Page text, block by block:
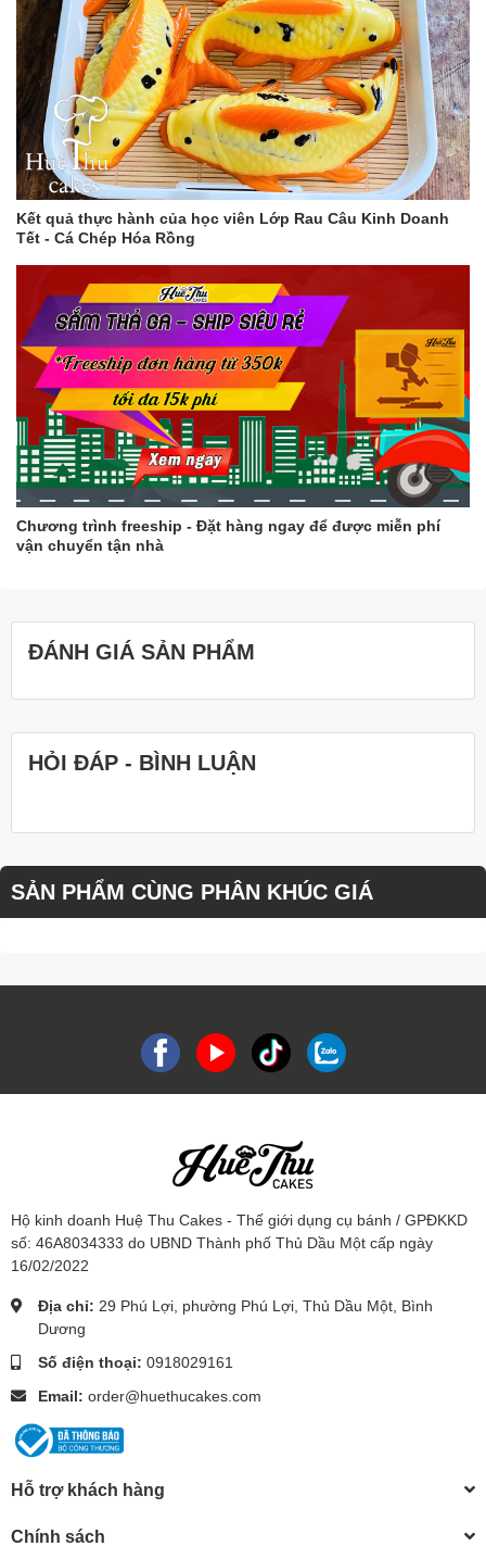
Kết quả thực hành của học viên Lớp Rau Câu Kinh Doanh
Tết - Cá Chép Hóa Rồng
Chương trình freeship - Đặt hàng ngay để được miễn phí
vận chuyển tận nhà
ĐÁNH GIÁ SẢN PHẨM
HỎI ĐÁP - BÌNH LUẬN
SẢN PHẨM CÙNG PHÂN KHÚC GIÁ
Hộ kinh doanh Huệ Thu Cakes - Thế giới dụng cụ bánh / GPĐKKD
số: 46A8034333 do UBND Thành phố Thủ Dầu Một cấp ngày
16/02/2022
Địa chỉ: 29 Phú Lợi, phường Phú Lợi, Thủ Dầu Một, Bình
Dương
Số điện thoại: 0918029161
Email: order@huethucakes.com
Hỗ trợ khách hàng
Chính sách